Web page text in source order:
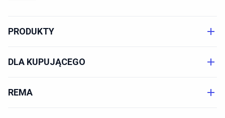
PRODUKTY
DLA KUPUJĄCEGO
REMA